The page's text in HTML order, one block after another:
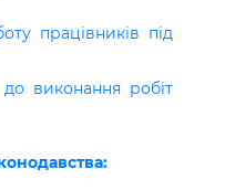
працівників під
виконання робіт